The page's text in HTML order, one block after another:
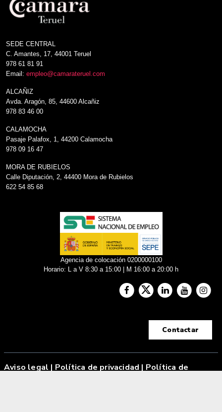
SEDE CENTRAL
C. Amantes, 17, 44001 Teruel
978 61 81 91
Email: empleo@camarateruel.com
ALCAÑIZ
Avda. Aragón, 85, 44600 Alcañiz
978 83 46 00
CALAMOCHA
Pasaje Palafox, 1, 44200 Calamocha
978 09 16 47
MORA DE RUBIELOS
Calle Diputación, 2, 44400 Mora de Rubielos
622 54 85 68
Agencia de colocación 0200000100
Horario: L a V 8:30 a 15:00 | M 16:00 a 20:00 h
Contactar
Aviso legal | Política de privacidad | Política de